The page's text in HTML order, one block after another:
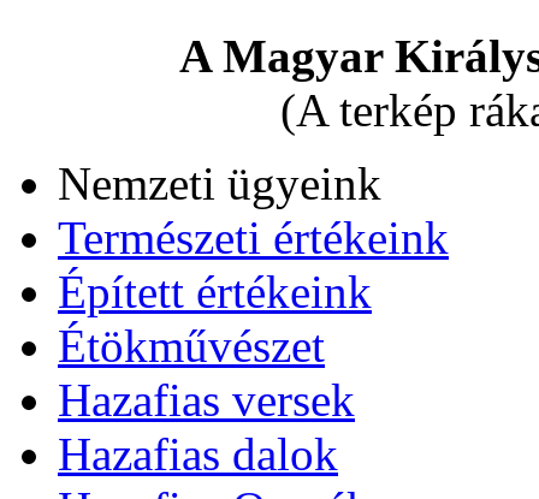
A Magyar
(A terkép
Nemzeti ügyeink
Természeti értékeink
Épített értékeink
Étökművészet
Hazafias versek
Hazafias dalok